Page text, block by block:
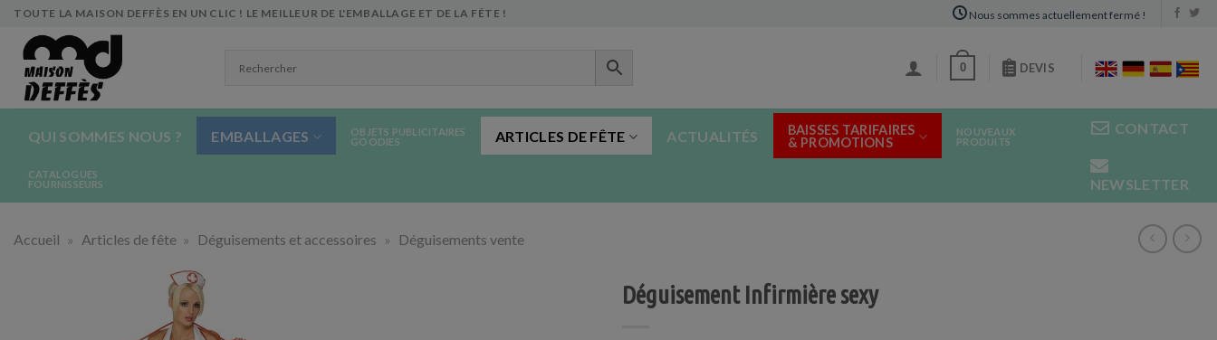
Skip
content
TOUTE LA MAISON DEFFÈS EN UN CLIC ! LE MEILLEUR DE L'EMBALLAGE ET DE LA FÊTE ! Nous sommes actuellement fermé !
0 DEVIS
QUI SOMMES NOUS ? EMBALLAGES
OBJETS PUBLICITAIRES
GOODIES
ARTICLES DE FÊTE ACTUALITÉS
BAISSES TARIFAIRES
& PROMOTIONS
NOUVEAUX
PRODUITS
CATALOGUES
FOURNISSEURS
CONTACT
NEWSLETTER
Accueil » Articles de fête » Déguisements et accessoires » Déguisements vente
Déguisement Infirmière sexy